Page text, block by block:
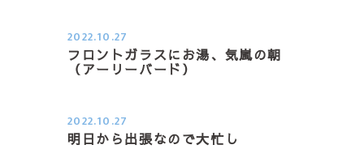
フロントガラスにお湯、気嵐の朝
（アーリーバード）
2022.10.27
明日から出張なので大忙し
2022.10.27